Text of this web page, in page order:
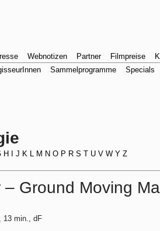
Webnotizen Partner Filmpreise
Sammelprogramme Specials
H J K L M N O P R S T U V W Y Z
– Ground Moving
13 min., dF